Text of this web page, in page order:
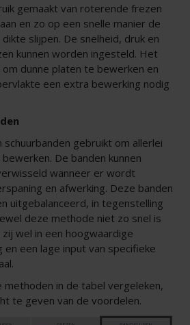
gemaakt van roterende frezen
en zo op een snelle manier de
slijpen. De snelheid, druk en
kunnen worden ingesteld. Het
dunne platen te bewerken en
een extra bewerking nodig
gebruikt om allerlei
De banden kunnen
wanneer er wordt
en afwerking. Deze banden
uitgebalanceerd, in tegenstelling
deze methode niet zo snel is
wel in een hoogwaardige
een lage input van specifieke
methoden in de tabel vergeleken,
te geven van de voordelen.